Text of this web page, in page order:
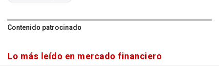
Contenido patrocinado
Lo más leído en mercado financiero